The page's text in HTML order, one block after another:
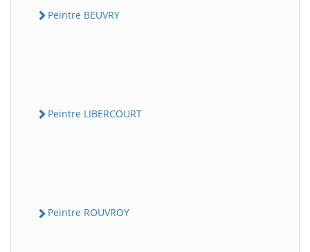
Peintre BEUVRY
Peintre LIBERCOURT
Peintre ROUVROY